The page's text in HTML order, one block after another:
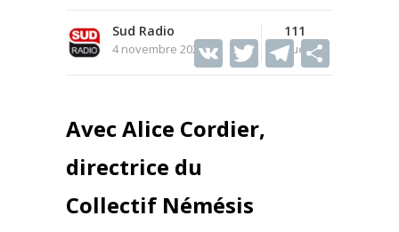
Sud Radio
4 novembre 2025
111
Vues
V T
er
T
Avec Alice Cordier,
directrice du
Collectif Némésis